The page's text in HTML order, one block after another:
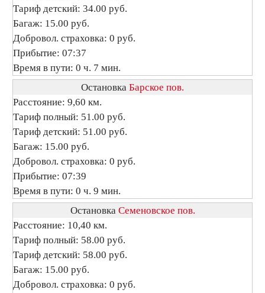
Тариф детский: 34.00 руб.
Багаж: 15.00 руб.
Добровол. страховка: 0 руб.
Прибытие: 07:37
Время в пути: 0 ч. 7 мин.
Остановка Барское пов.
Расстояние: 9,60 км.
Тариф полный: 51.00 руб.
Тариф детский: 51.00 руб.
Багаж: 15.00 руб.
Добровол. страховка: 0 руб.
Прибытие: 07:39
Время в пути: 0 ч. 9 мин.
Остановка Семеновское пов.
Расстояние: 10,40 км.
Тариф полный: 58.00 руб.
Тариф детский: 58.00 руб.
Багаж: 15.00 руб.
Добровол. страховка: 0 руб.